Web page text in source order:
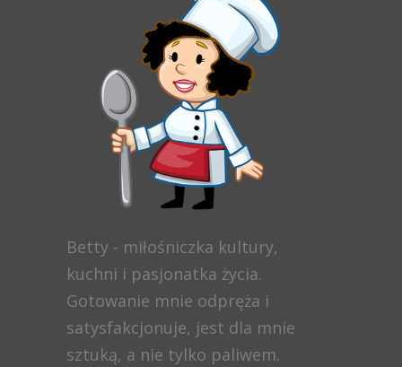
Betty - miłośniczka kultury,
kuchni i pasjonatka życia.
Gotowanie mnie odpręża i
satysfakcjonuje, jest dla mnie
sztuką, a nie tylko paliwem.